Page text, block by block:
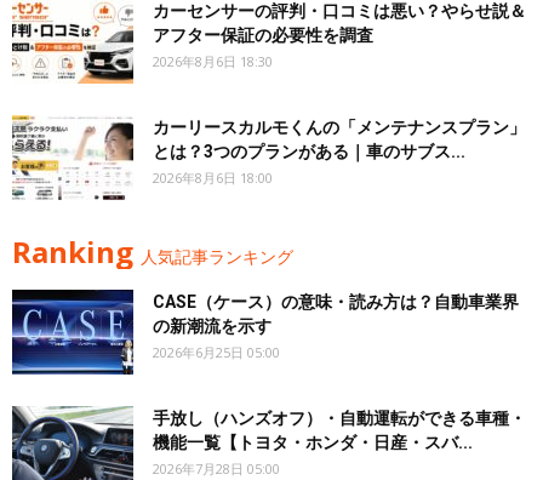
カーセンサーの評判・口コミは悪い？やらせ説＆
アフター保証の必要性を調査
2026年8月6日 18:30
カーリースカルモくんの「メンテナンスプラン」
とは？3つのプランがある｜車のサブス...
2026年8月6日 18:00
Ranking 人気記事ランキング
CASE（ケース）の意味・読み方は？自動車業界
の新潮流を示す
2026年6月25日 05:00
手放し（ハンズオフ）・自動運転ができる車種・
機能一覧【トヨタ・ホンダ・日産・スバ...
2026年7月28日 05:00